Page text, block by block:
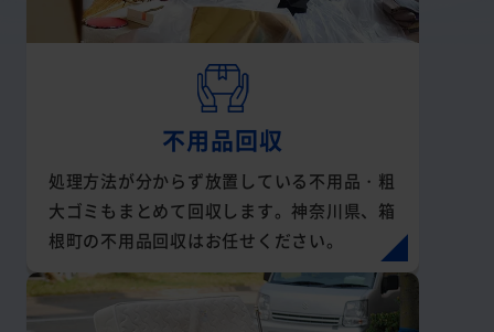
不用品回収
処理方法が分からず放置している不用品・粗
大ゴミもまとめて回収します。神奈川県、箱
根町の不用品回収はお任せください。